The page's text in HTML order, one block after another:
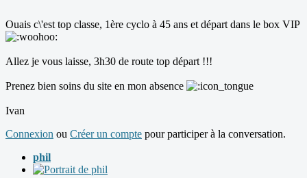
Ouais c\'est top classe, 1ère cyclo à 45 ans et départ dans le box VIP
Allez je vous laisse, 3h30 de route top départ !!!
Prenez bien soins du site en mon absence
Ivan
Connexion ou Créer un compte pour participer à la conversation.
phil